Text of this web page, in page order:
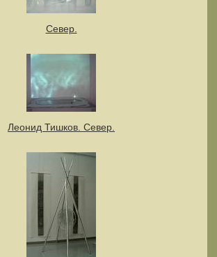
Север.
Леонид Тишков. Север.